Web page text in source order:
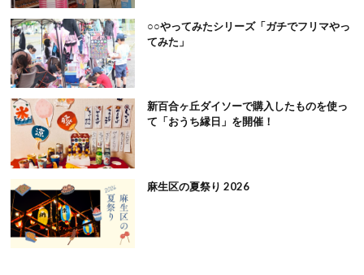
○○やってみたシリーズ「ガチでフリマやっ
てみた」
新百合ヶ丘ダイソーで購入したものを使っ
て「おうち縁日」を開催！
麻生区の夏祭り 2026